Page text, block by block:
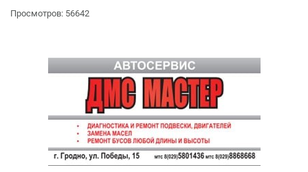
Просмотров: 56642